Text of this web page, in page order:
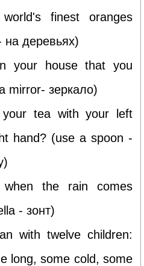
finest oranges
на деревьях)
your house that you
mirror- зеркало)
tea with your left
hand? (use a spoon -
the rain comes
- зонт)
with twelve children:
long, some cold, some